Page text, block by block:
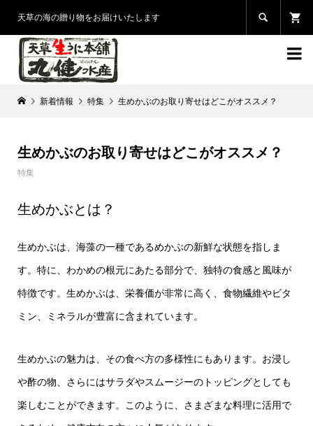
天草の海の贈り物をお届けいたします 

新着情報 特集 生めかぶのお取り寄せはどこがオススメ？
生めかぶのお取り寄せはどこがオススメ？
特集
生めかぶとは？
生めかぶは、海藻の一種であるめかぶの新鮮な状態を指しま
す。特に、わかめの根元にあたる部分で、独特の食感と風味が
特徴です。生めかぶは、栄養価が非常に高く、食物繊維やビタ
ミン、ミネラルが豊富に含まれています。
生めかぶの魅力は、その食べ方の多様性にもあります。お浸し
や酢の物、さらにはサラダやスムージーのトッピングとしても
楽しむことができます。このように、さまざまな料理に活用で